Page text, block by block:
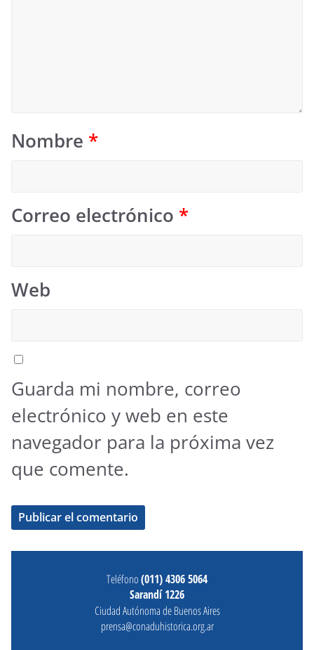
Nombre *
Correo electrónico *
Web
Guarda mi nombre, correo
electrónico y web en este
navegador para la próxima vez
que comente.
Teléfono(011) 4306 5064
Sarandí 1226
Ciudad Autónoma de Buenos Aires
prensa@conaduhistorica.org.ar